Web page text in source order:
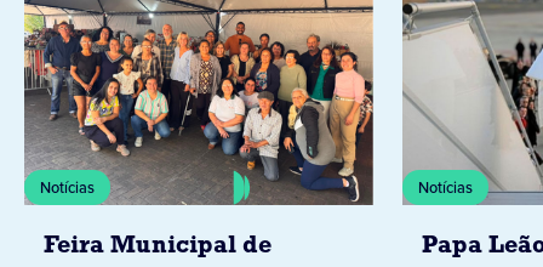
Notícias
Feira Municipal de
Notícias
Papa